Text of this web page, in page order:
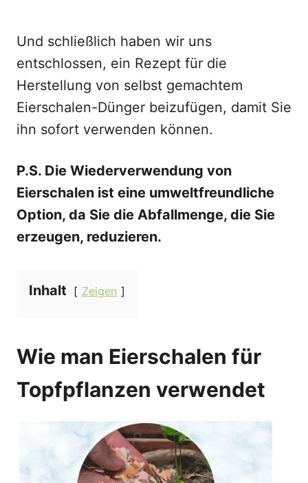
Und schließlich haben wir uns
entschlossen, ein Rezept für die
Herstellung von selbst gemachtem
Eierschalen-Dünger beizufügen, damit Sie
ihn sofort verwenden können.
P.S. Die Wiederverwendung von
Eierschalen ist eine umweltfreundliche
Option, da Sie die Abfallmenge, die Sie
erzeugen, reduzieren.
Inhalt Zeigen
Wie man Eierschalen für
Topfpflanzen verwendet